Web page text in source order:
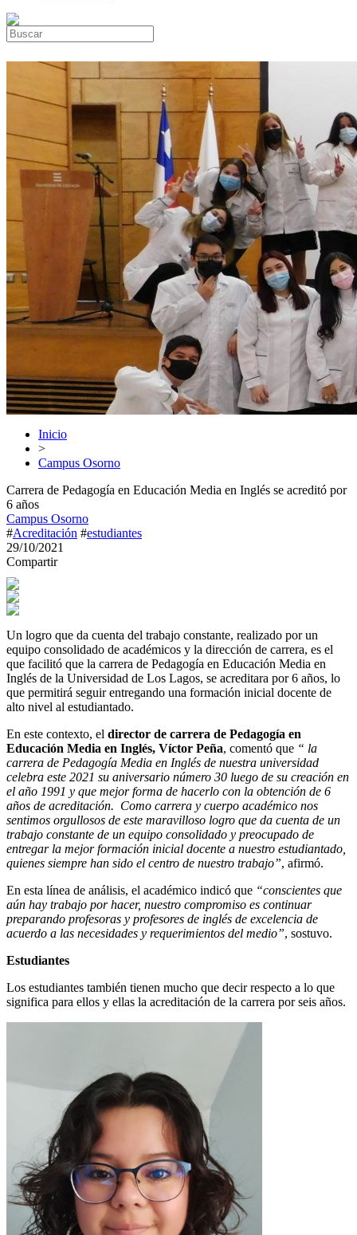
Inicio
>
Campus Osorno
Carrera de Pedagogía en Educación Media en Inglés se acreditó por
6 años
Campus Osorno
#Acreditación #estudiantes
29/10/2021
Compartir
Un logro que da cuenta del trabajo constante, realizado por un
equipo consolidado de académicos y la dirección de carrera, es el
que facilitó que la carrera de Pedagogía en Educación Media en
Inglés de la Universidad de Los Lagos, se acreditara por 6 años, lo
que permitirá seguir entregando una formación inicial docente de
alto nivel al estudiantado.
En este contexto, el director de carrera de Pedagogía en
Educación Media en Inglés, Víctor Peña, comentó que “ la
carrera de Pedagogía Media en Inglés de nuestra universidad
celebra este 2021 su aniversario número 30 luego de su creación en
el año 1991 y que mejor forma de hacerlo con la obtención de 6
años de acreditación. Como carrera y cuerpo académico nos
sentimos orgullosos de este maravilloso logro que da cuenta de un
trabajo constante de un equipo consolidado y preocupado de
entregar la mejor formación inicial docente a nuestro estudiantado,
quienes siempre han sido el centro de nuestro trabajo”, afirmó.
En esta línea de análisis, el académico indicó que “conscientes que
aún hay trabajo por hacer, nuestro compromiso es continuar
preparando profesoras y profesores de inglés de excelencia de
acuerdo a las necesidades y requerimientos del medio”, sostuvo.
Estudiantes
Los estudiantes también tienen mucho que decir respecto a lo que
significa para ellos y ellas la acreditación de la carrera por seis años.